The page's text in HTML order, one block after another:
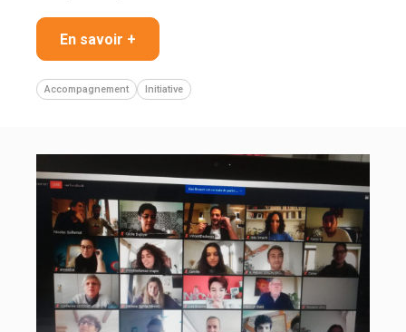
En savoir +
Accompagnement Initiative